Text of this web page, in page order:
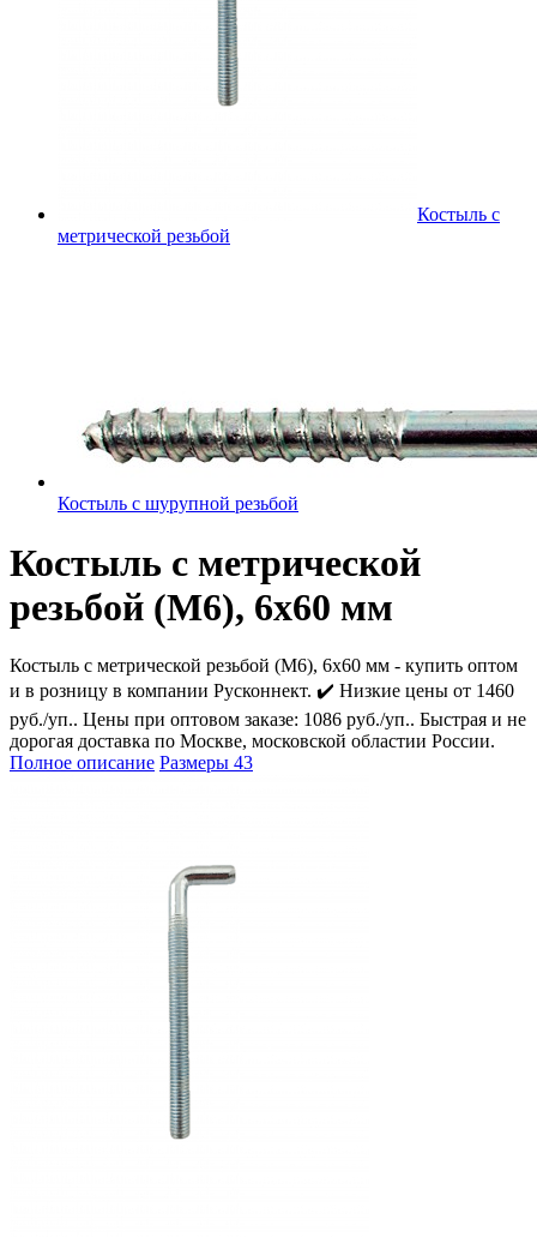
Костыль с
метрической резьбой
Костыль с шурупной резьбой
Костыль с метрической
резьбой (М6), 6х60 мм
Костыль с метрической резьбой (М6), 6х60 мм - купить оптом
и в розницу в компании Русконнект. ✔️ Низкие цены от 1460
руб./уп.. Цены при оптовом заказе: 1086 руб./уп.. Быстрая и не
дорогая доставка по Москве, московской областии России.
Полное описание Размеры 43